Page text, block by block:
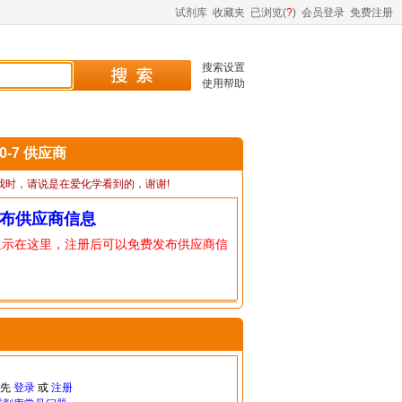
试剂库 收藏夹 已浏览(?) 会员登录 免费注册
搜索设置
使用帮助
7 供应商
时，请说是在爱化学看到的，谢谢!
供应商信息
在这里，注册后可以免费发布供应商信
登录或 注册